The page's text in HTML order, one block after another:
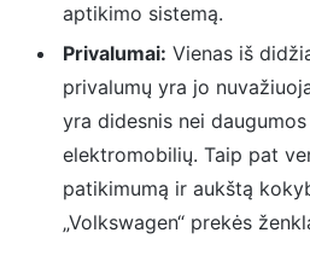
aptikimo sistemą.
Privalumai: Vienas iš
privalumų yra jo
yra didesnis nei
elektromobilių. Taip pat
patikimumą ir aukštą
„Volkswagen“ prekės